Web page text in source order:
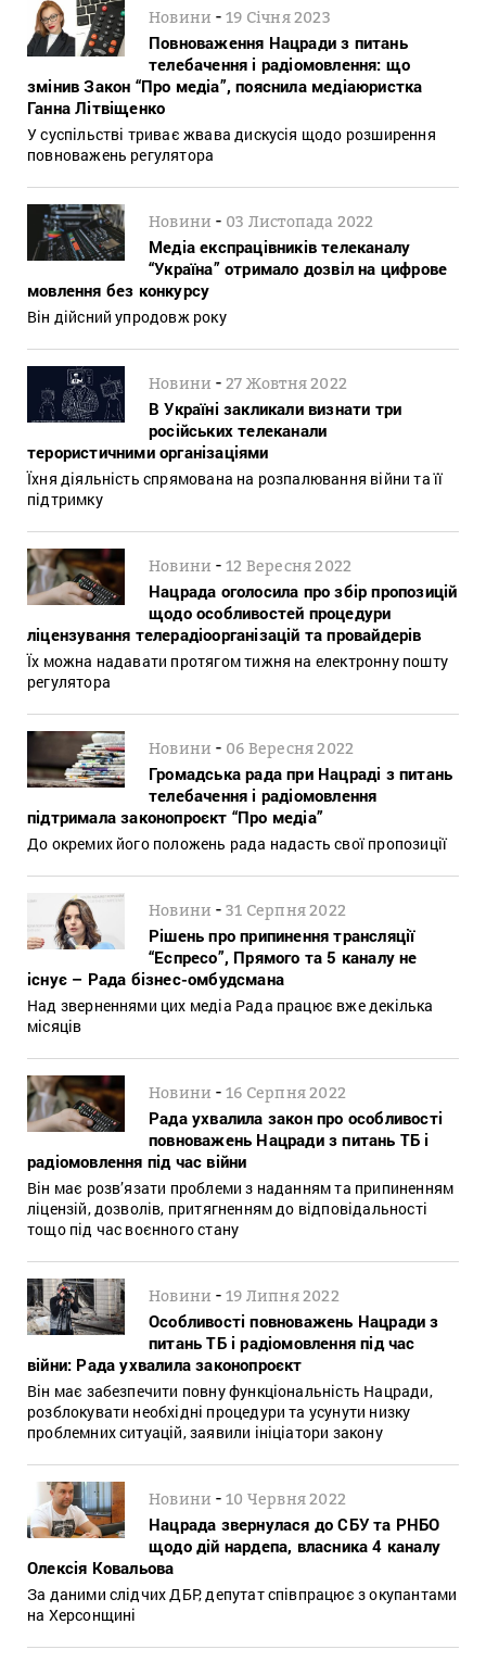
Новини -19 Січня 2023
Повноваження Нацради з питань
телебачення і радіомовлення: що
змінив Закон “Про медіа”, пояснила медіаюристка
Ганна Літвіщенко
У суспільстві триває жвава дискусія щодо розширення
повноважень регулятора
Новини - 03 Листопада 2022
Медіа експрацівників телеканалу
“Україна” отримало дозвіл на цифрове
мовлення без конкурсу
Він дійсний упродовж року
Новини -27 Жовтня 2022
В Україні закликали визнати три
російських телеканали
терористичними організаціями
Їхня діяльність спрямована на розпалювання війни та її
підтримку
Новини -12 Вересня 2022
Нацрада оголосила про збір пропозицій
щодо особливостей процедури
ліцензування телерадіоорганізацій та провайдерів
Їх можна надавати протягом тижня на електронну пошту
регулятора
Новини - 06 Вересня 2022
Громадська рада при Нацраді з питань
телебачення і радіомовлення
підтримала законопроєкт “Про медіа”
До окремих його положень рада надасть свої пропозиції
Новини -31 Серпня 2022
Рішень про припинення трансляції
“Еспресо”, Прямого та 5 каналу не
існує – Рада бізнес-омбудсмана
Над зверненнями цих медіа Рада працює вже декілька
місяців
Новини -16 Серпня 2022
Рада ухвалила закон про особливості
повноважень Нацради з питань ТБ і
радіомовлення під час війни
Він має розв’язати проблеми з наданням та припиненням
ліцензій, дозволів, притягненням до відповідальності
тощо під час воєнного стану
Новини -19 Липня 2022
Особливості повноважень Нацради з
питань ТБ і радіомовлення під час
війни: Рада ухвалила законопроєкт
Він має забезпечити повну функціональність Нацради,
розблокувати необхідні процедури та усунути низку
проблемних ситуацій, заявили ініціатори закону
Новини -10 Червня 2022
Нацрада звернулася до СБУ та РНБО
щодо дій нардепа, власника 4 каналу
Олексія Ковальова
За даними слідчих ДБР, депутат співпрацює з окупантами
на Херсонщині